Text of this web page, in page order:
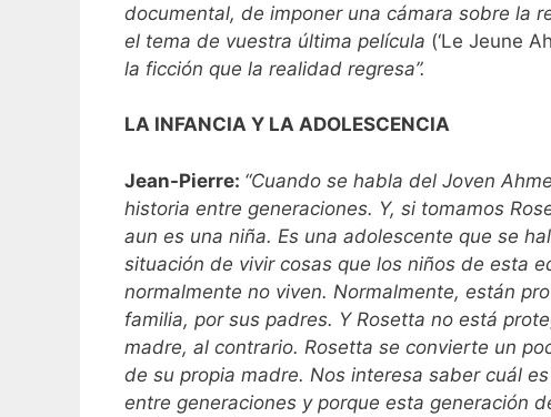
documental, de imponer una cámara sobre la
el tema de vuestra última película (‘Le Jeune
la ficción que la realidad regresa”.
LA INFANCIA Y LA ADOLESCENCIA
Jean-Pierre: “Cuando se habla del Joven
historia entre generaciones. Y, si tomamos
aun es una niña. Es una adolescente que se
situación de vivir cosas que los niños de esta
normalmente no viven. Normalmente, están
familia, por sus padres. Y Rosetta no está
madre, al contrario. Rosetta se convierte un
de su propia madre. Nos interesa saber cuál
entre generaciones y porque esta generación